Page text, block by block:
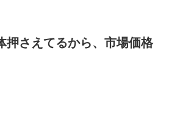
押さえてるから、市場価格